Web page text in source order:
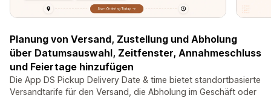
Planung von Versand, Zustellung und Abholung
über Datumsauswahl, Zeitfenster, Annahmeschluss
und Feiertage hinzufügen
Die App DS Pickup Delivery Date & time bietet standortbasierte
Versandtarife für den Versand, die Abholung im Geschäft oder